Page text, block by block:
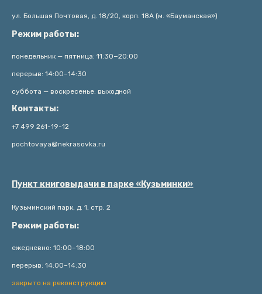
ул. Большая Почтовая, д. 18/20, корп. 18А (м. «Бауманская»)
Режим работы:
понедельник — пятница: 11:30−20:00
перерыв: 14:00–14:30
суббота — воскресенье: выходной
Контакты:
+7 499 261-19-12
pochtovaya@nekrasovka.ru
Пункт книговыдачи в парке «Кузьминки»
Кузьминский парк, д. 1, стр. 2
Режим работы:
ежедневно: 10:00–18:00
перерыв: 14:00–14:30
закрыто на реконструкцию